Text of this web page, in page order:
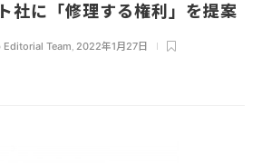
社に「修理する権利」を提案
Team 2022年1月27日